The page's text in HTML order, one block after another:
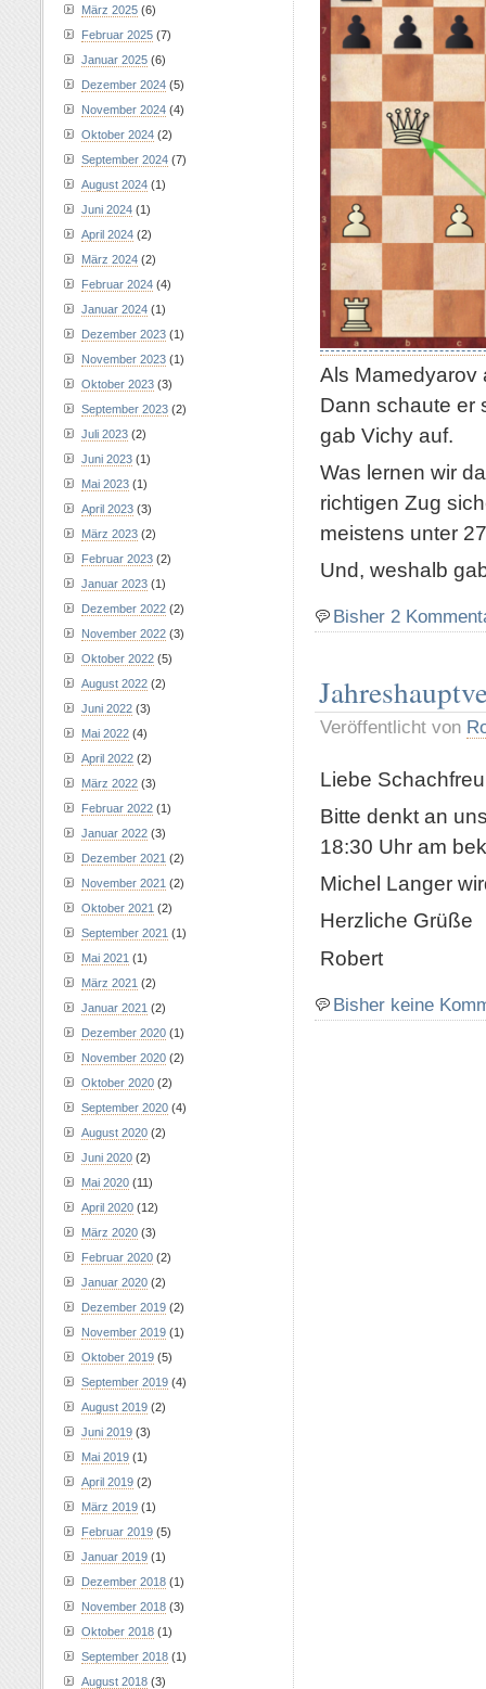
Als Mamedyarov
Dann schaute er
gab Vichy auf.
Was lernen wir
richtigen Zug
meistens unter
Und, weshalb
Bisher 2
Veröffentlicht von
Liebe
Bitte denkt an
18:30 Uhr am
Michel Langer
Herzliche Grüße
Robert
Bisher keine
März 2025 (6)
Februar 2025 (7)
Januar 2025 (6)
Dezember 2024 (5)
November 2024 (4)
Oktober 2024 (2)
September 2024 (7)
August 2024 (1)
Juni 2024 (1)
April 2024 (2)
März 2024 (2)
Februar 2024 (4)
Januar 2024 (1)
Dezember 2023 (1)
November 2023 (1)
Oktober 2023 (3)
September 2023 (2)
Juli 2023 (2)
Juni 2023 (1)
Mai 2023 (1)
April 2023 (3)
März 2023 (2)
Februar 2023 (2)
Januar 2023 (1)
Dezember 2022 (2)
November 2022 (3)
Oktober 2022 (5)
August 2022 (2)
Juni 2022 (3)
Mai 2022 (4)
April 2022 (2)
März 2022 (3)
Februar 2022 (1)
Januar 2022 (3)
Dezember 2021 (2)
November 2021 (2)
Oktober 2021 (2)
September 2021 (1)
Mai 2021 (1)
März 2021 (2)
Januar 2021 (2)
Dezember 2020 (1)
November 2020 (2)
Oktober 2020 (2)
September 2020 (4)
August 2020 (2)
Juni 2020 (2)
Mai 2020 (11)
April 2020 (12)
März 2020 (3)
Februar 2020 (2)
Januar 2020 (2)
Dezember 2019 (2)
November 2019 (1)
Oktober 2019 (5)
September 2019 (4)
August 2019 (2)
Juni 2019 (3)
Mai 2019 (1)
April 2019 (2)
März 2019 (1)
Februar 2019 (5)
Januar 2019 (1)
Dezember 2018 (1)
November 2018 (3)
Oktober 2018 (1)
September 2018 (1)
August 2018 (3)